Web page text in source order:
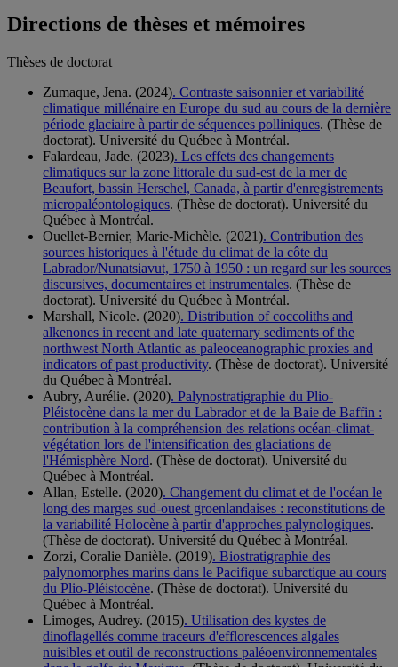
Directions de thèses et mémoires
Thèses de doctorat
Zumaque, Jena. (2024). Contraste saisonnier et variabilité
climatique millénaire en Europe du sud au cours de la dernière
période glaciaire à partir de séquences polliniques. (Thèse de
doctorat). Université du Québec à Montréal.
Falardeau, Jade. (2023). Les effets des changements
climatiques sur la zone littorale du sud-est de la mer de
Beaufort, bassin Herschel, Canada, à partir d'enregistrements
micropaléontologiques. (Thèse de doctorat). Université du
Québec à Montréal.
Ouellet-Bernier, Marie-Michèle. (2021). Contribution des
sources historiques à l'étude du climat de la côte du
Labrador/Nunatsiavut, 1750 à 1950 : un regard sur les sources
discursives, documentaires et instrumentales. (Thèse de
doctorat). Université du Québec à Montréal.
Marshall, Nicole. (2020). Distribution of coccoliths and
alkenones in recent and late quaternary sediments of the
northwest North Atlantic as paleoceanographic proxies and
indicators of past productivity. (Thèse de doctorat). Université
du Québec à Montréal.
Aubry, Aurélie. (2020). Palynostratigraphie du Plio-
Pléistocène dans la mer du Labrador et de la Baie de Baffin :
contribution à la compréhension des relations océan-climat-
végétation lors de l'intensification des glaciations de
l'Hémisphère Nord. (Thèse de doctorat). Université du
Québec à Montréal.
Allan, Estelle. (2020). Changement du climat et de l'océan le
long des marges sud-ouest groenlandaises : reconstitutions de
la variabilité Holocène à partir d'approches palynologiques.
(Thèse de doctorat). Université du Québec à Montréal.
Zorzi, Coralie Danièle. (2019). Biostratigraphie des
palynomorphes marins dans le Pacifique subarctique au cours
du Plio-Pléistocène. (Thèse de doctorat). Université du
Québec à Montréal.
Limoges, Audrey. (2015). Utilisation des kystes de
dinoflagellés comme traceurs d'efflorescences algales
nuisibles et outil de reconstructions paléoenvironnementales